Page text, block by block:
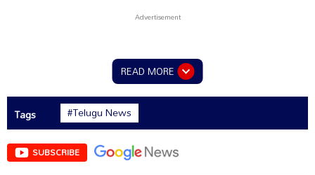
READ MORE
Tags #Telugu News
SUBSCRIBE